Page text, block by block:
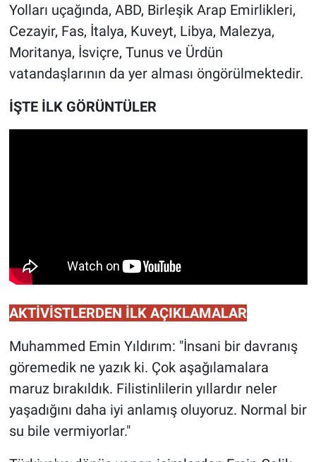
Yolları uçağında, ABD, Birleşik Arap Emirlikleri,
Cezayir, Fas, İtalya, Kuveyt, Libya, Malezya,
Moritanya, İsviçre, Tunus ve Ürdün
vatandaşlarının da yer alması öngörülmektedir.
İŞTE İLK GÖRÜNTÜLER
AKTİVİSTLERDEN İLK AÇIKLAMALAR
Muhammed Emin Yıldırım: "İnsani bir davranış
göremedik ne yazık ki. Çok aşağılamalara
maruz bırakıldık. Filistinlilerin yıllardır neler
yaşadığını daha iyi anlamış oluyoruz. Normal bir
su bile vermiyorlar."